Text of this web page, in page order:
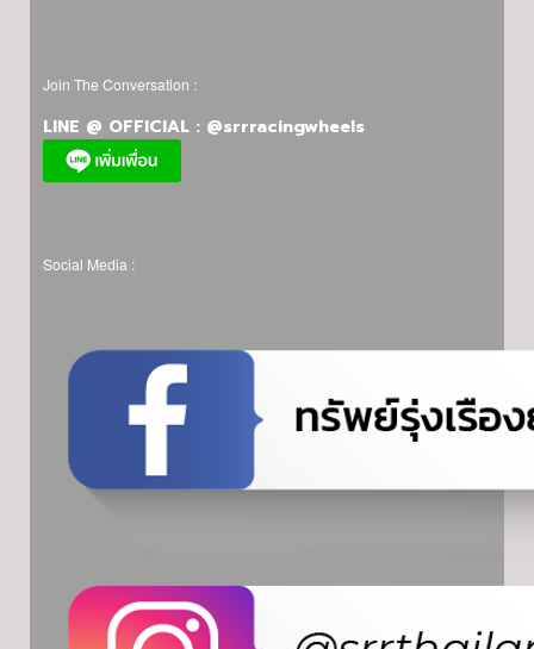
Join The Conversation :
LINE @ OFFICIAL : @srrracingwheels
Social Media :